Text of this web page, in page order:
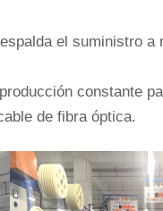
el suministro a
constante
de fibra óptica.